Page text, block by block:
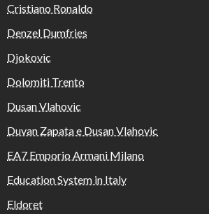
Cristiano Ronaldo
Denzel Dumfries
Djokovic
Dolomiti Trento
Dusan Vlahovic
Duvan Zapata e Dusan Vlahovic
EA7 Emporio Armani Milano
Education System in Italy
Eldoret